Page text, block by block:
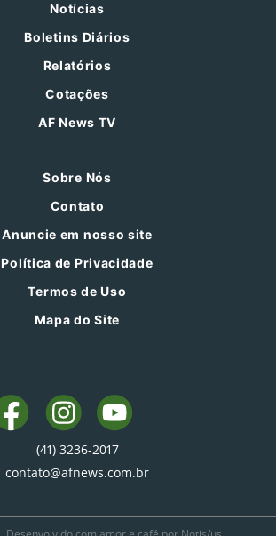
Notícias
Boletins Diários
Relatórios
Cotações
AF News TV
Sobre Nós
Contato
Anuncie em nosso site
Política de Privacidade
Termos de Uso
Mapa do Site
(41) 3236-2017
contato@afnews.com.br